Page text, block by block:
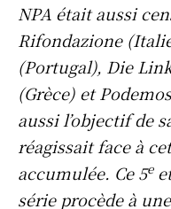
NPA était aussi
Rifondazione
(Portugal), Die
(Grèce) et
aussi l’objectif de
réagissait face à
accumulée. Ce 5e
série procède à